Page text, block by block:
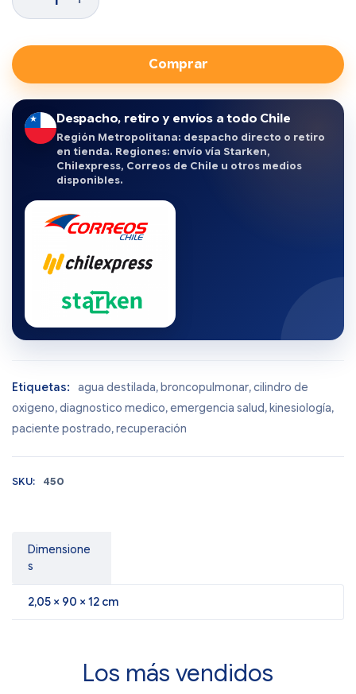
Comprar
Despacho, retiro y envíos a todo Chile
Región Metropolitana: despacho directo o retiro
en tienda. Regiones: envío vía Starken,
Chilexpress, Correos de Chile u otros medios
disponibles.
Etiquetas: agua destilada,broncopulmonar,cilindro de
oxigeno,diagnostico medico,emergencia salud,kinesiología,
paciente postrado,recuperación
SKU: 450
Dimensione
s
2,05 × 90 × 12 cm
Los más vendidos